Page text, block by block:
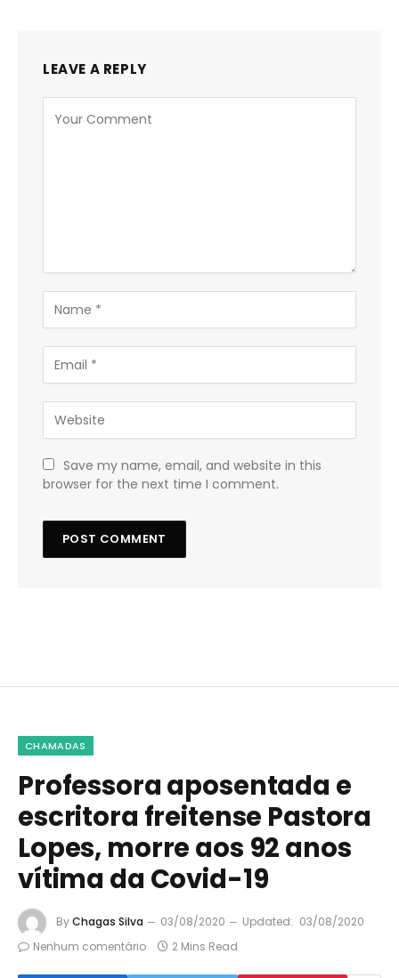
LEAVE A REPLY
Save my name, email, and website in this
browser for the next time I comment.
CHAMADAS
Professora aposentada e
escritora freitense Pastora
Lopes, morre aos 92 anos
vítima da Covid-19
ByChagas Silva 03/08/2020 Updated: 03/08/2020
Nenhum comentário
2 Mins Read